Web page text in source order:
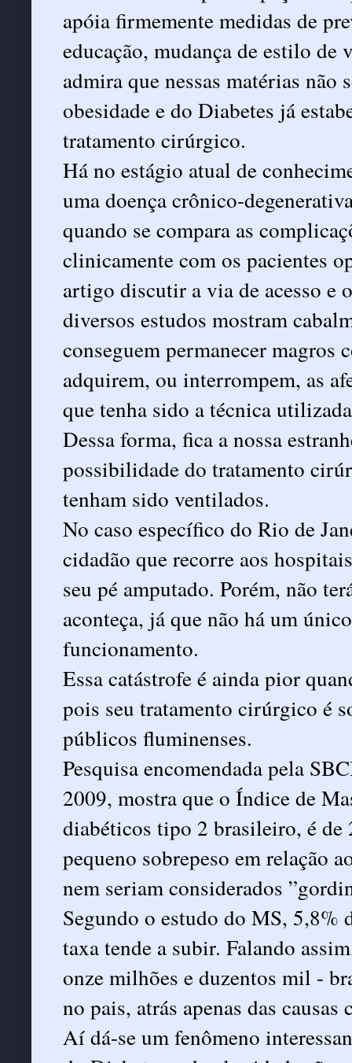
apóia firmemente medidas de
educação, mudança de estilo
admira que nessas matérias não
obesidade e do Diabetes já
tratamento cirúrgico.
Há no estágio atual de
uma doença crônico-
quando se compara as
clinicamente com os pacientes
artigo discutir a via de acesso e
diversos estudos mostram
conseguem permanecer
adquirem, ou interrompem, as
que tenha sido a técnica
Dessa forma, fica a nossa
possibilidade do tratamento
tenham sido ventilados.
No caso específico do Rio de
cidadão que recorre aos
seu pé amputado. Porém, não
aconteça, já que não há um
funcionamento.
Essa catástrofe é ainda pior
pois seu tratamento cirúrgico é
públicos fluminenses.
Pesquisa encomendada pela
2009, mostra que o Índice de
diabéticos tipo 2 brasileiro, é de
pequeno sobrepeso em relação
nem seriam considerados
Segundo o estudo do MS, 5,8%
taxa tende a subir. Falando
onze milhões e duzentos mil -
no pais, atrás apenas das
Aí dá-se um fenômeno